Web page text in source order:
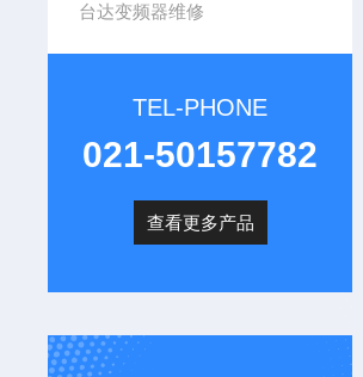
台达变频器维修
TEL-PHONE
021-50157782
查看更多产品